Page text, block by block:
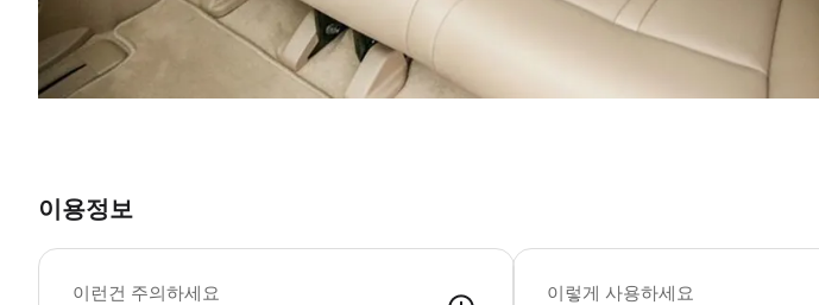
이용정보
이런건 주의하세요
- 차량 정보 * 차량 이미지는 참고용이며,
- 예약확정 * 예약 후 확정 여부를 바로 안
이렇게 사용하세요